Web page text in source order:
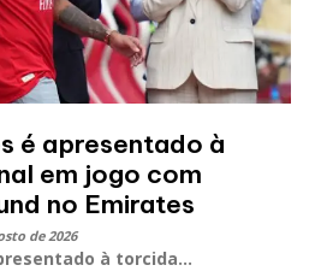
é apresentado à
em jogo com
no Emirates
de 2026
à torcida...